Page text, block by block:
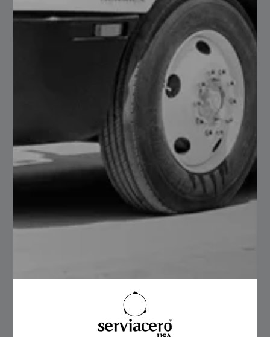
Si elegiste al proveedor, consulta que servicios
adicionales te puede ofrecer. Recuerda que mientras
más expectativas cumpla el proveedor será la
satisfacción que tengas. No solo se trata la venta de
productos, en Serviacero Comercial fabricamos a
medida personalizada de productos de acero como
polín, montén, losacero, lámina acanalada, teja de
acero, así como distintos servicios para tus proyectos
como corte plasma, corte slitter, corte láser y nivelado
de lámina o placa. Así mismo contamos con varios
puntos de venta en la República Mexicana y servicio de
Conoce todos nuestros productos, dentro del sitio web
deServiacero Comercial . Somos tu proveedor de
temas similares.
Muchas gracias por este 2023 – Serviacero